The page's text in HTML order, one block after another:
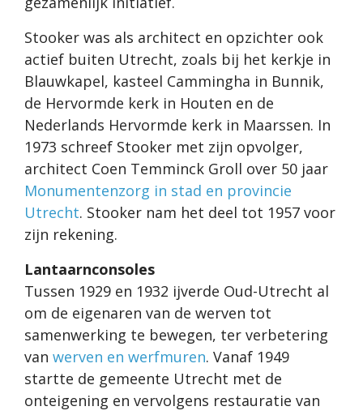
Stooker was als architect en opzichter ook
actief buiten Utrecht, zoals bij het kerkje in
Blauwkapel, kasteel Cammingha in Bunnik,
de Hervormde kerk in Houten en de
Nederlands Hervormde kerk in Maarssen. In
1973 schreef Stooker met zijn opvolger,
architect Coen Temminck Groll over 50 jaar
Monumentenzorg in stad en provincie
Utrecht. Stooker nam het deel tot 1957 voor
zijn rekening.
Lantaarnconsoles
Tussen 1929 en 1932 ijverde Oud-Utrecht al
om de eigenaren van de werven tot
samenwerking te bewegen, ter verbetering
van werven en werfmuren. Vanaf 1949
startte de gemeente Utrecht met de
onteigening en vervolgens restauratie van